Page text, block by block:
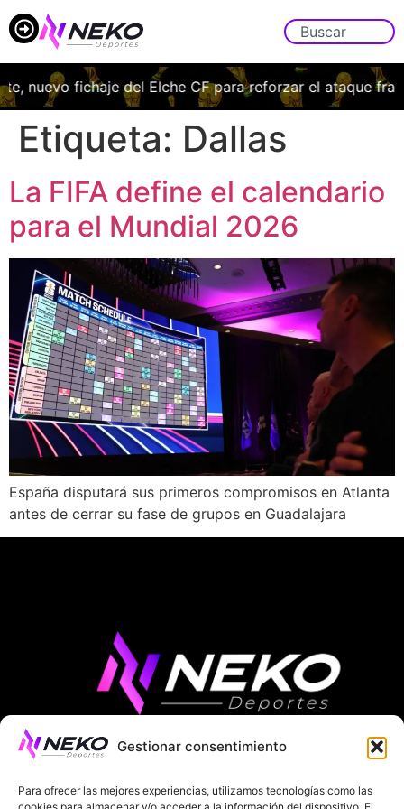
Gestionar consentimiento
Para ofrecer las mejores experiencias, utilizamos tecnologías como las
nuevo fichaje del Elche CF para reforzar el ataque
Etiqueta: Dallas
La FIFA define el calendario
para el Mundial 2026
España disputará sus primeros compromisos en Atlanta
antes de cerrar su fase de grupos en Guadalajara
ÚLTIMAS NOTICIAS COMPETICIONES EUROPEAS
LA LIGA MUNDIAL 2026 FÚTBOL INTERNACIONAL